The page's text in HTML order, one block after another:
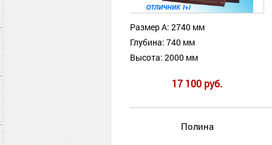
Размер А: 2740 мм
Глубина: 740 мм
Высота: 2000 мм
17 100 руб.
Полина